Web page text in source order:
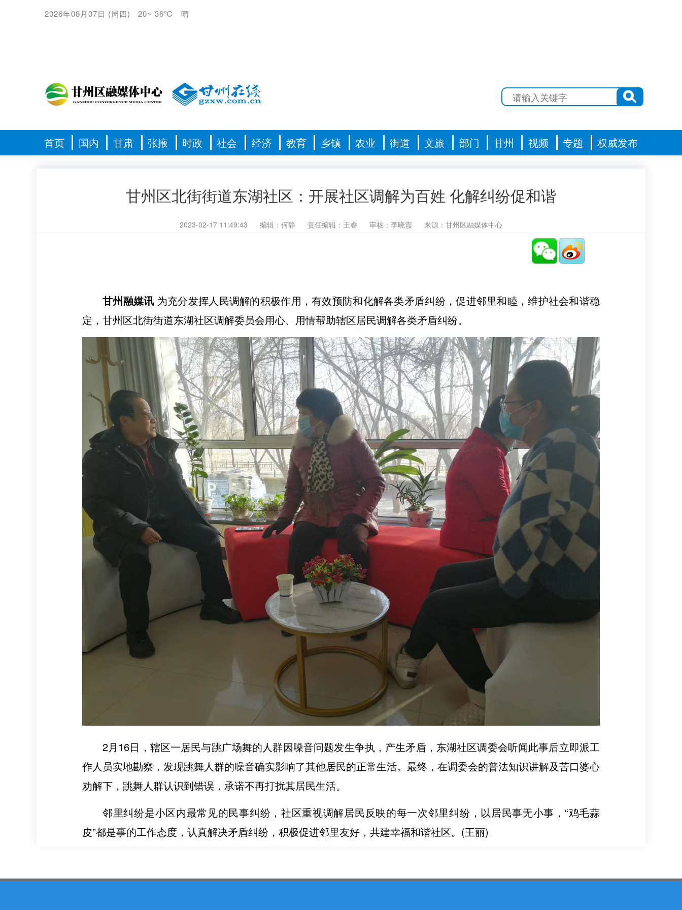
2026年08月07日 (周四) 20~ 36℃ 晴
首页 国内 甘肃 张掖 时政 社会 经济 教育 乡镇 农业 街道 文旅 部门 甘州 视频 专题 权威发布
甘州区北街街道东湖社区：开展社区调解为百姓 化解纠纷促和谐
2023-02-17 11:49:43 编辑：何静 责任编辑：王睿 审核：李晓霞 来源：甘州区融媒体中心
甘州融媒讯 为充分发挥人民调解的积极作用，有效预防和化解各类矛盾纠纷，促进邻里和睦，维护社会和谐稳
定，甘州区北街街道东湖社区调解委员会用心、用情帮助辖区居民调解各类矛盾纠纷。
2月16日，辖区一居民与跳广场舞的人群因噪音问题发生争执，产生矛盾，东湖社区调委会听闻此事后立即派工
作人员实地勘察，发现跳舞人群的噪音确实影响了其他居民的正常生活。最终，在调委会的普法知识讲解及苦口婆心
劝解下，跳舞人群认识到错误，承诺不再打扰其居民生活。
邻里纠纷是小区内最常见的民事纠纷，社区重视调解居民反映的每一次邻里纠纷，以居民事无小事，“鸡毛蒜
皮”都是事的工作态度，认真解决矛盾纠纷，积极促进邻里友好，共建幸福和谐社区。(王丽)